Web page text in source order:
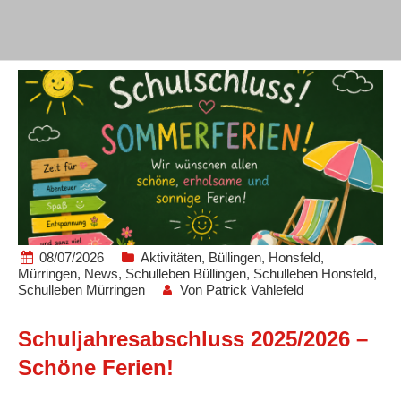
08/07/2026 Aktivitäten, Büllingen, Honsfeld,
Mürringen, News, Schulleben Büllingen, Schulleben Honsfeld,
Schulleben Mürringen
Von Patrick Vahlefeld
Schuljahresabschluss 2025/2026 –
Schöne Ferien!